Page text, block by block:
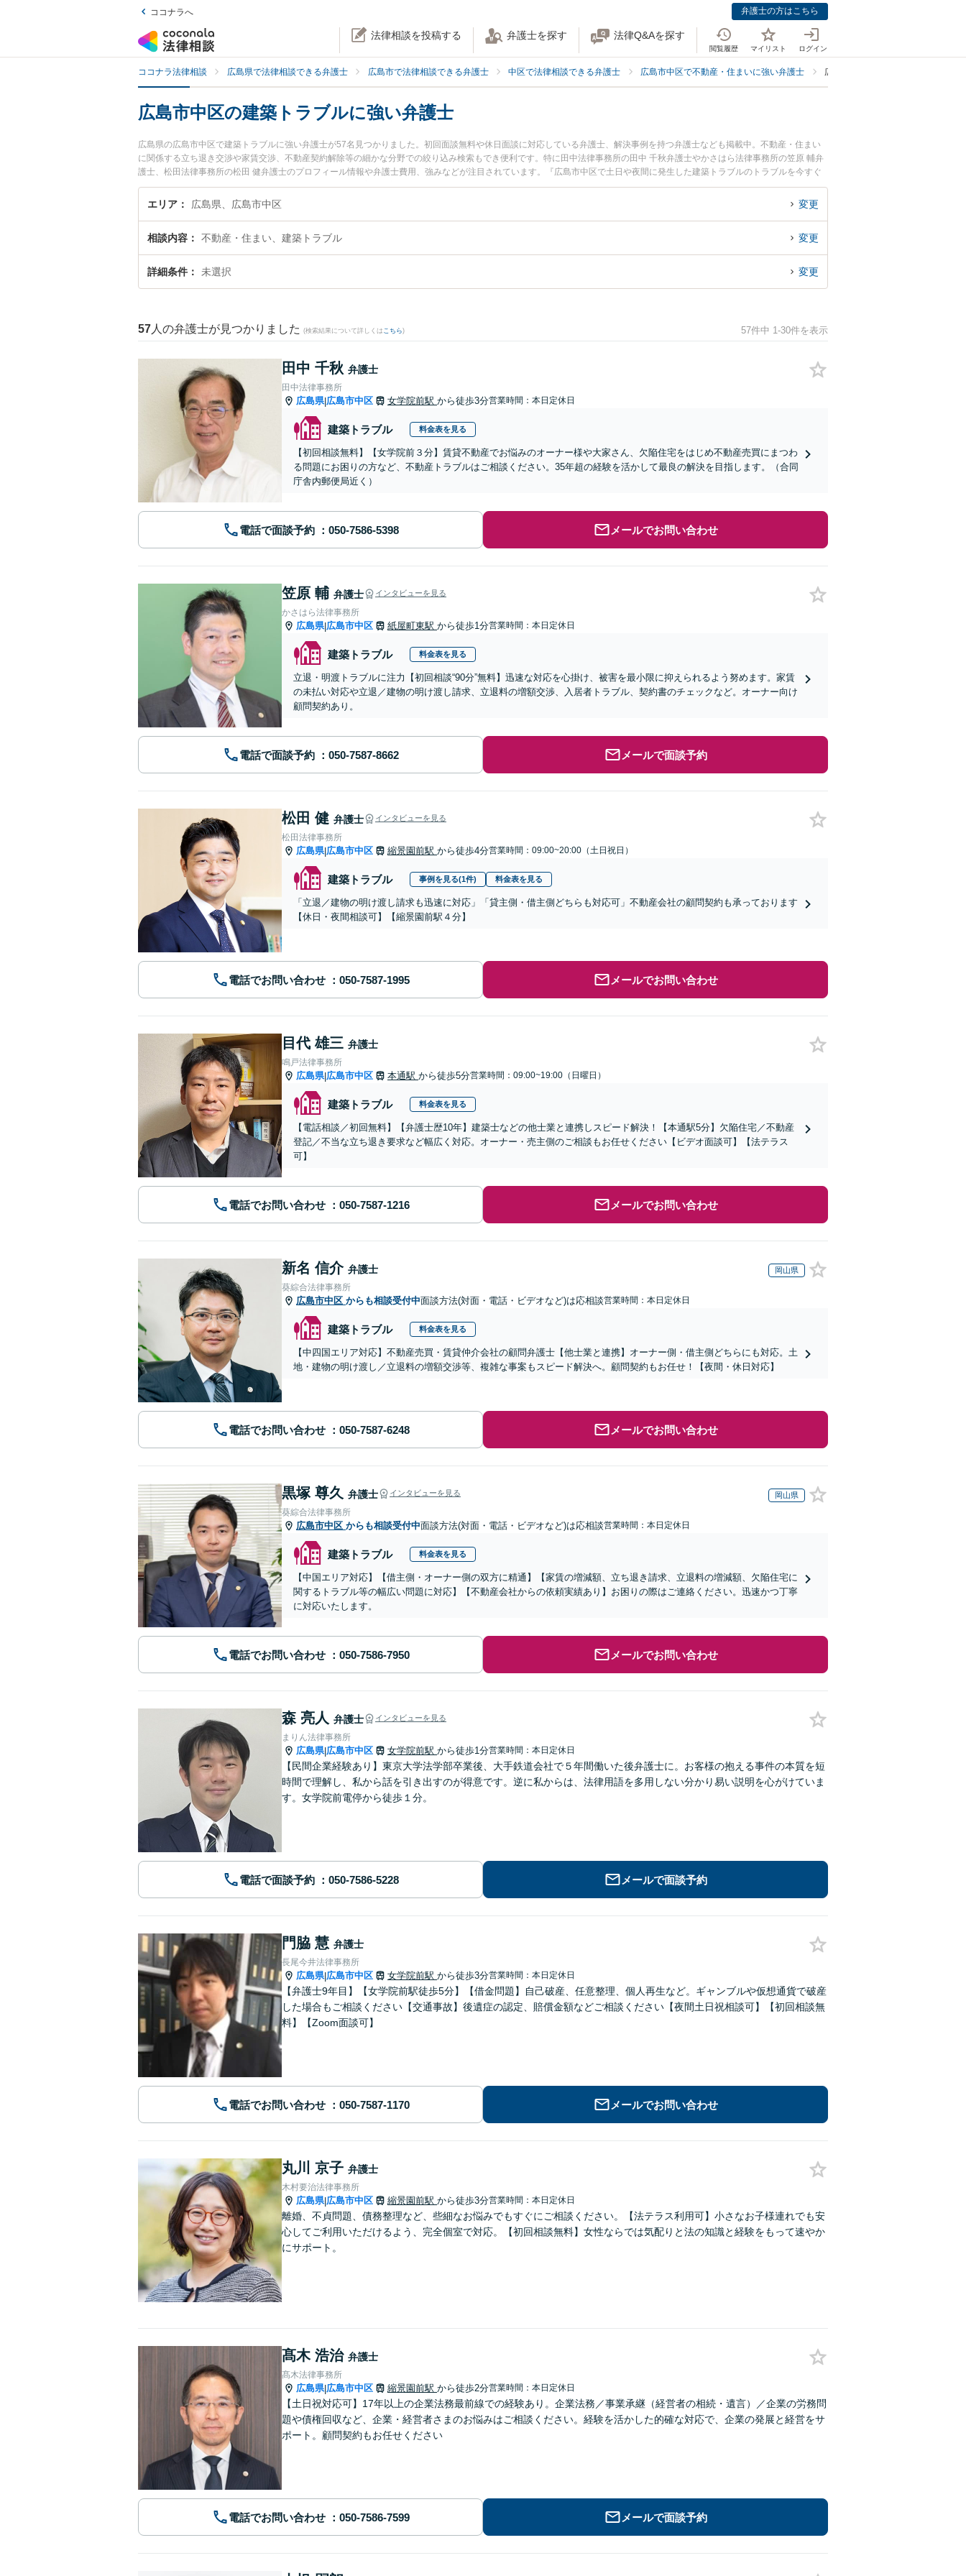
ココナラへ 弁護士の方はこちら
法律相談を投稿する 弁護士を探す 法律Q&Aを探す
閲覧履歴 マイリスト ログイン
ココナラ法律相談 広島県で法律相談できる弁護士 広島市で法律相談できる弁護士 中区で法律相談できる弁護士 広島市中区で不動産・住まいに強い弁護士 広島市中区で建築トラブルに強い弁
広島市中区の建築トラブルに強い弁護士
広島県の広島市中区で建築トラブルに強い弁護士が57名見つかりました。初回面談無料や休日面談に対応している弁護士、解決事例を持つ弁護士なども掲載中。不動産・住まい
に関係する立ち退き交渉や家賃交渉、不動産契約解除等の細かな分野での絞り込み検索もでき便利です。特に田中法律事務所の田中 千秋弁護士やかさはら法律事務所の笠原 輔弁
護士、松田法律事務所の松田 健弁護士のプロフィール情報や弁護士費用、強みなどが注目されています。『広島市中区で土日や夜間に発生した建築トラブルのトラブルを今すぐ
に弁護士に相談したい』『建築トラブルのトラブル解決の実績豊富な近くの弁護士を検索したい』『初回相談無料で建築トラブルを法律相談できる広島市中区内の弁護士に相談予
約したい』などでお困りの相談者さんにおすすめです。
エリア 広島県、広島市中区 変更
相談内容 不動産・住まい、建築トラブル 変更
詳細条件 未選択 変更
57 人の弁護士が見つかりました (検索結果について詳しくは こちら) 57件中 1-30件を表示
田中 千秋 弁護士
田中法律事務所
広島県|広島市中区 女学院前駅 から徒歩3分営業時間：本日定休日
建築トラブル 料金表を見る
【初回相談無料】【女学院前３分】賃貸不動産でお悩みのオーナー様や大家さん、欠陥住宅をはじめ不動産売買にまつわ
る問題にお困りの方など、不動産トラブルはご相談ください。35年超の経験を活かして最良の解決を目指します。（合同
庁舎内郵便局近く）
電話で面談予約 メールでお問い合わせ
笠原 輔 弁護士 インタビューを見る
かさはら法律事務所
広島県|広島市中区 紙屋町東駅 から徒歩1分営業時間：本日定休日
建築トラブル 料金表を見る
立退・明渡トラブルに注力【初回相談“90分”無料】迅速な対応を心掛け、被害を最小限に抑えられるよう努めます。家賃
の未払い対応や立退／建物の明け渡し請求、立退料の増額交渉、入居者トラブル、契約書のチェックなど。オーナー向け
顧問契約あり。
電話で面談予約 メールで面談予約
松田 健 弁護士 インタビューを見る
松田法律事務所
広島県|広島市中区 縮景園前駅 から徒歩4分営業時間：09:00~20:00（土日祝日）
建築トラブル 事例を見る(1件) 料金表を見る
「立退／建物の明け渡し請求も迅速に対応」「貸主側・借主側どちらも対応可」不動産会社の顧問契約も承っております
【休日・夜間相談可】【縮景園前駅４分】
電話でお問い合わせ メールでお問い合わせ
目代 雄三 弁護士
鳴戸法律事務所
広島県|広島市中区 本通駅 から徒歩5分営業時間：09:00~19:00（日曜日）
建築トラブル 料金表を見る
【電話相談／初回無料】【弁護士歴10年】建築士などの他士業と連携しスピード解決！【本通駅5分】欠陥住宅／不動産
登記／不当な立ち退き要求など幅広く対応。オーナー・売主側のご相談もお任せください【ビデオ面談可】【法テラス
可】
電話でお問い合わせ メールでお問い合わせ
新名 信介 弁護士 岡山県
葵綜合法律事務所
広島市中区 からも相談受付中面談方法(対面・電話・ビデオなど)は応相談営業時間：本日定休日
建築トラブル 料金表を見る
【中四国エリア対応】不動産売買・賃貸仲介会社の顧問弁護士【他士業と連携】オーナー側・借主側どちらにも対応。土
地・建物の明け渡し／立退料の増額交渉等、複雑な事案もスピード解決へ。顧問契約もお任せ！【夜間・休日対応】
電話でお問い合わせ メールでお問い合わせ
黒塚 尊久 弁護士 インタビューを見る 岡山県
葵綜合法律事務所
広島市中区 からも相談受付中面談方法(対面・電話・ビデオなど)は応相談営業時間：本日定休日
建築トラブル 料金表を見る
【中国エリア対応】【借主側・オーナー側の双方に精通】【家賃の増減額、立ち退き請求、立退料の増減額、欠陥住宅に
関するトラブル等の幅広い問題に対応】【不動産会社からの依頼実績あり】お困りの際はご連絡ください。迅速かつ丁寧
に対応いたします。
電話でお問い合わせ メールでお問い合わせ
森 亮人 弁護士 インタビューを見る
まりん法律事務所
広島県|広島市中区 女学院前駅 から徒歩1分営業時間：本日定休日
【民間企業経験あり】東京大学法学部卒業後、大手鉄道会社で５年間働いた後弁護士に。お客様の抱える事件の本質を短
時間で理解し、私から話を引き出すのが得意です。逆に私からは、法律用語を多用しない分かり易い説明を心がけていま
す。女学院前電停から徒歩１分。
電話で面談予約 メールで面談予約
門脇 慧 弁護士
長尾今井法律事務所
広島県|広島市中区 女学院前駅 から徒歩3分営業時間：本日定休日
【弁護士9年目】【女学院前駅徒歩5分】【借金問題】自己破産、任意整理、個人再生など。ギャンブルや仮想通貨で破産
した場合もご相談ください【交通事故】後遺症の認定、賠償金額などご相談ください【夜間土日祝相談可】【初回相談無
料】【Zoom面談可】
電話でお問い合わせ メールでお問い合わせ
丸川 京子 弁護士
木村要治法律事務所
広島県|広島市中区 縮景園前駅 から徒歩3分営業時間：本日定休日
離婚、不貞問題、債務整理など、些細なお悩みでもすぐにご相談ください。【法テラス利用可】小さなお子様連れでも安
心してご利用いただけるよう、完全個室で対応。【初回相談無料】女性ならでは気配りと法の知識と経験をもって速やか
にサポート。
髙木 浩治 弁護士
髙木法律事務所
広島県|広島市中区 縮景園前駅 から徒歩2分営業時間：本日定休日
【土日祝対応可】17年以上の企業法務最前線での経験あり。企業法務／事業承継（経営者の相続・遺言）／企業の労務問
題や債権回収など、企業・経営者さまのお悩みはご相談ください。経験を活かした的確な対応で、企業の発展と経営をサ
ポート。顧問契約もお任せください
電話でお問い合わせ メールで面談予約